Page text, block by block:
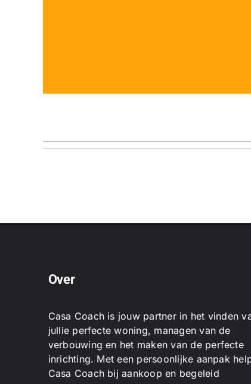
Over
Casa Coach is jouw partner in het vinden
jullie perfecte woning, managen van de
verbouwing en het maken van de perfecte
inrichting. Met een persoonlijke aanpak
Casa Coach bij aankoop en begeleid